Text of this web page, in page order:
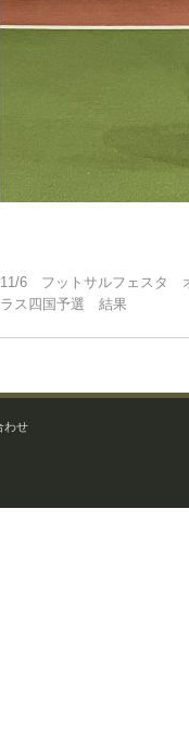
11/6 フットサルフェスタ
ラス四国予選 結果
わせ